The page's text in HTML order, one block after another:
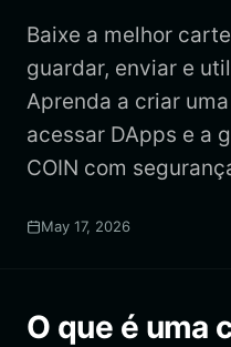
Baixe a melhor
guardar, enviar e
Aprenda a criar
acessar DApps e a
COIN com
May 17, 2026
O que é uma